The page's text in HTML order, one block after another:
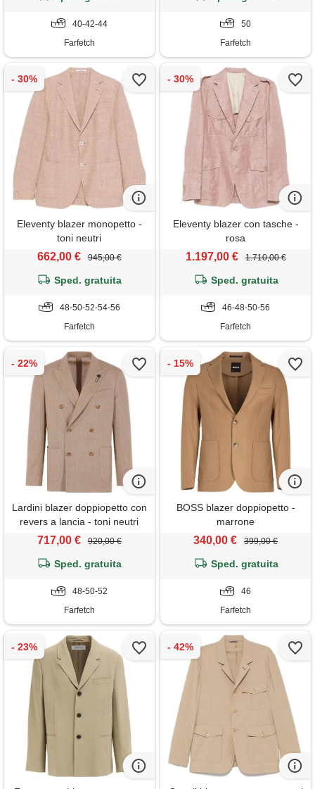
40-42-44
Farfetch
50
Farfetch
Eleventy blazer monopetto -
toni neutri
662,00 € 945,00 €
Sped. gratuita
48-50-52-54-56
Farfetch
Eleventy blazer con tasche -
rosa
1.197,00 € 1.710,00 €
Sped. gratuita
46-48-50-56
Farfetch
Lardini blazer doppiopetto con
revers a lancia - toni neutri
717,00 € 920,00 €
Sped. gratuita
48-50-52
Farfetch
BOSS blazer doppiopetto -
marrone
340,00 € 399,00 €
Sped. gratuita
46
Farfetch